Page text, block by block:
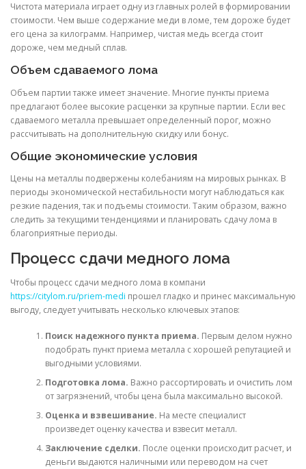
Чистота материала играет одну из главных ролей в формировании
стоимости. Чем выше содержание меди в ломе, тем дороже будет
его цена за килограмм. Например, чистая медь всегда стоит
дороже, чем медный сплав.
Объем сдаваемого лома
Объем партии также имеет значение. Многие пункты приема
предлагают более высокие расценки за крупные партии. Если вес
сдаваемого металла превышает определенный порог, можно
рассчитывать на дополнительную скидку или бонус.
Общие экономические условия
Цены на металлы подвержены колебаниям на мировых рынках. В
периоды экономической нестабильности могут наблюдаться как
резкие падения, так и подъемы стоимости. Таким образом, важно
следить за текущими тенденциями и планировать сдачу лома в
благоприятные периоды.
Процесс сдачи медного лома
Чтобы процесс сдачи медного лома в компани
https://citylom.ru/priem-medi прошел гладко и принес максимальную
выгоду, следует учитывать несколько ключевых этапов:
Поиск надежного пункта приема. Первым делом нужно
подобрать пункт приема металла с хорошей репутацией и
выгодными условиями.
Подготовка лома. Важно рассортировать и очистить лом
от загрязнений, чтобы цена была максимально высокой.
Оценка и взвешивание. На месте специалист
произведет оценку качества и взвесит металл.
Заключение сделки. После оценки происходит расчет, и
деньги выдаются наличными или переводом на счет